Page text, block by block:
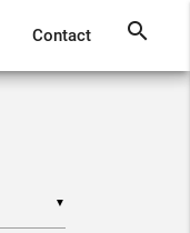
Contact search
▼